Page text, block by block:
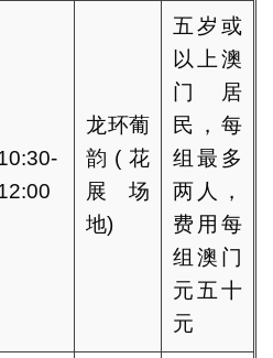
龙环葡
韵(花
展场
地)
五岁或
以上澳
门居
民，每
组最多
两人，
费用每
组澳门
元五十
元